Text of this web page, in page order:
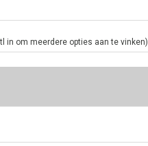
in om meerdere opties aan te vinken)